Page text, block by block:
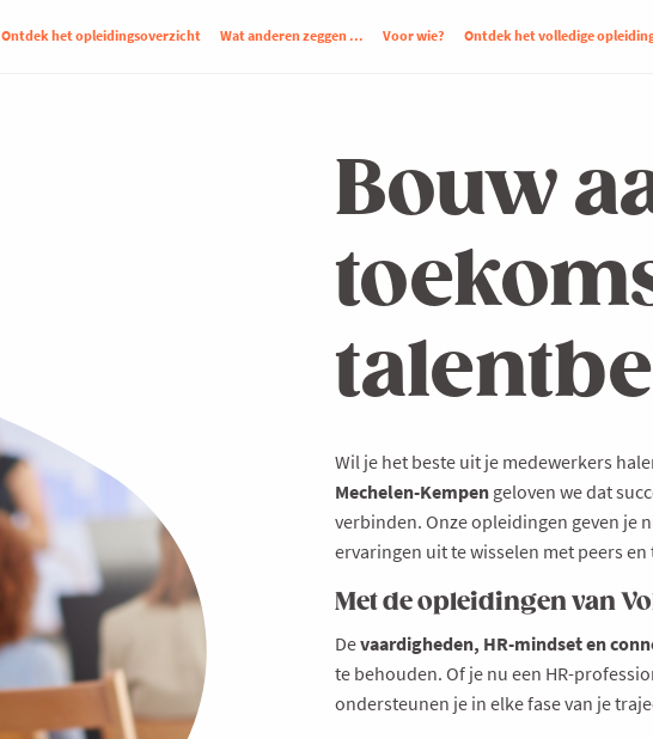
Ontdek het opleidingsoverzicht Wat anderen zeggen ... Voor wie? Ontdek het volledige
Bouw
Wil je het beste uit je medewerkers
Mechelen-Kempen geloven we dat
verbinden. Onze opleidingen geven je
ervaringen uit te wisselen met peers
Met de opleidingen van
Devaardigheden, HR-mindset en
te behouden. Of je nu een HR-
ondersteunen je in elke fase van je